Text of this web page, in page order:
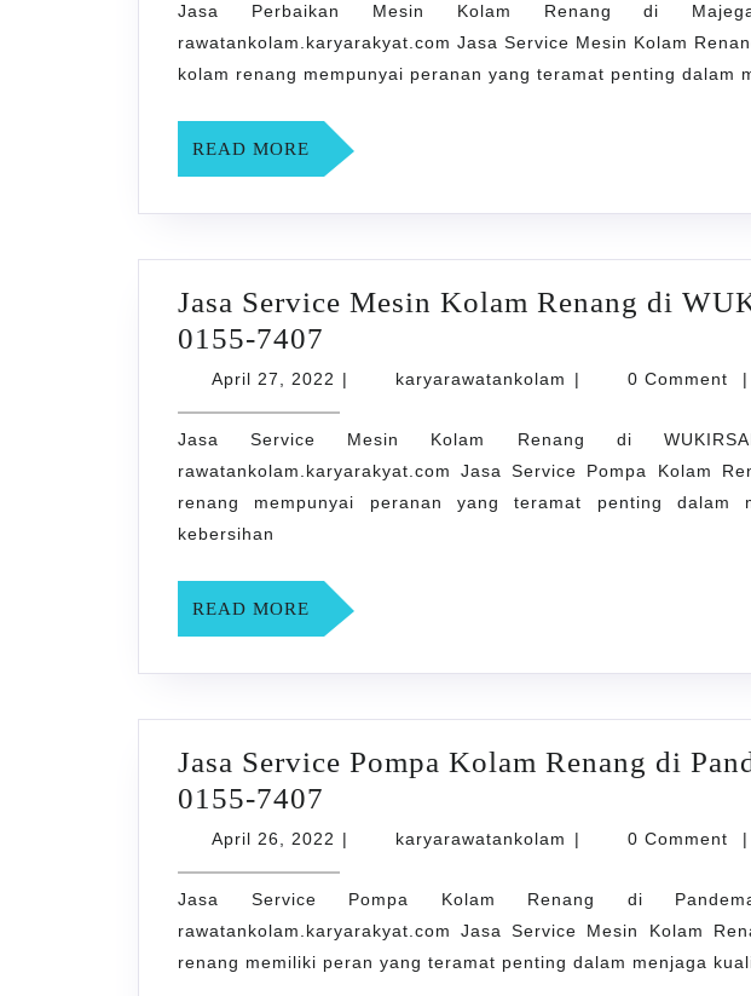
Kolam
Renang
di
Majegan
0858-
Jasa Perbaikan Mesin Kolam Renang di
rawatankolam.karyarakyat.com Jasa Service Mesin Kolam
kolam renang mempunyai peranan yang teramat penting dalam
READ MORE READ
MORE
Jasa Service Mesin Kolam Renang di
0155-7407
Service
Mesin
Kolam
Renang
di
0858-
0155-
April 27, 2022 April
| karyarawatankolam karyarawatankolam
| 0 Comment |
Jasa Service Mesin Kolam Renang di
rawatankolam.karyarakyat.com Jasa Service Pompa Kolam
renang mempunyai peranan yang teramat penting dalam
kebersihan
READ MORE READ
MORE
Jasa Service Pompa Kolam Renang di
0155-7407
Service
Pompa
Kolam
Renang
di
April 26, 2022 April
| karyarawatankolam karyarawatankolam
| 0 Comment |
Jasa Service Pompa Kolam Renang di
rawatankolam.karyarakyat.com Jasa Service Mesin Kolam
renang memiliki peran yang teramat penting dalam menjaga